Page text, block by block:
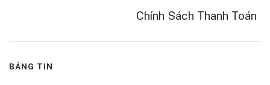
Chính Sách Thanh Toán
BẢNG TIN